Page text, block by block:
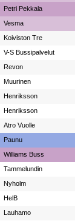
Petri Pekkala
Vesma
Koiviston Tre
V-S Bussipalvelut
Revon
Muurinen
Henriksson
Henriksson
Atro Vuolle
Paunu
Williams Buss
Tammelundin
Nyholm
HelB
Lauhamo